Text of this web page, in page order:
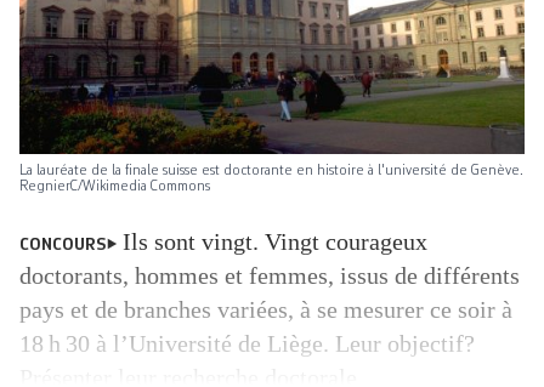
La lauréate de la finale suisse est doctorante en histoire à l'université de Genève.
RegnierC/Wikimedia Commons
CONCOURS
Ils sont vingt. Vingt courageux
doctorants, hommes et femmes, issus de différents
pays et de branches variées, à se mesurer ce soir à
18 h 30 à l’Université de Liège. Leur objectif?